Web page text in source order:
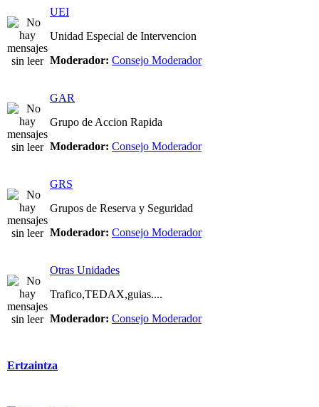
UEI
Unidad Especial de Intervencion
Moderador: Consejo Moderador
GAR
Grupo de Accion Rapida
Moderador: Consejo Moderador
GRS
Grupos de Reserva y Seguridad
Moderador: Consejo Moderador
Otras Unidades
Trafico,TEDAX,guias....
Moderador: Consejo Moderador
Ertzaintza